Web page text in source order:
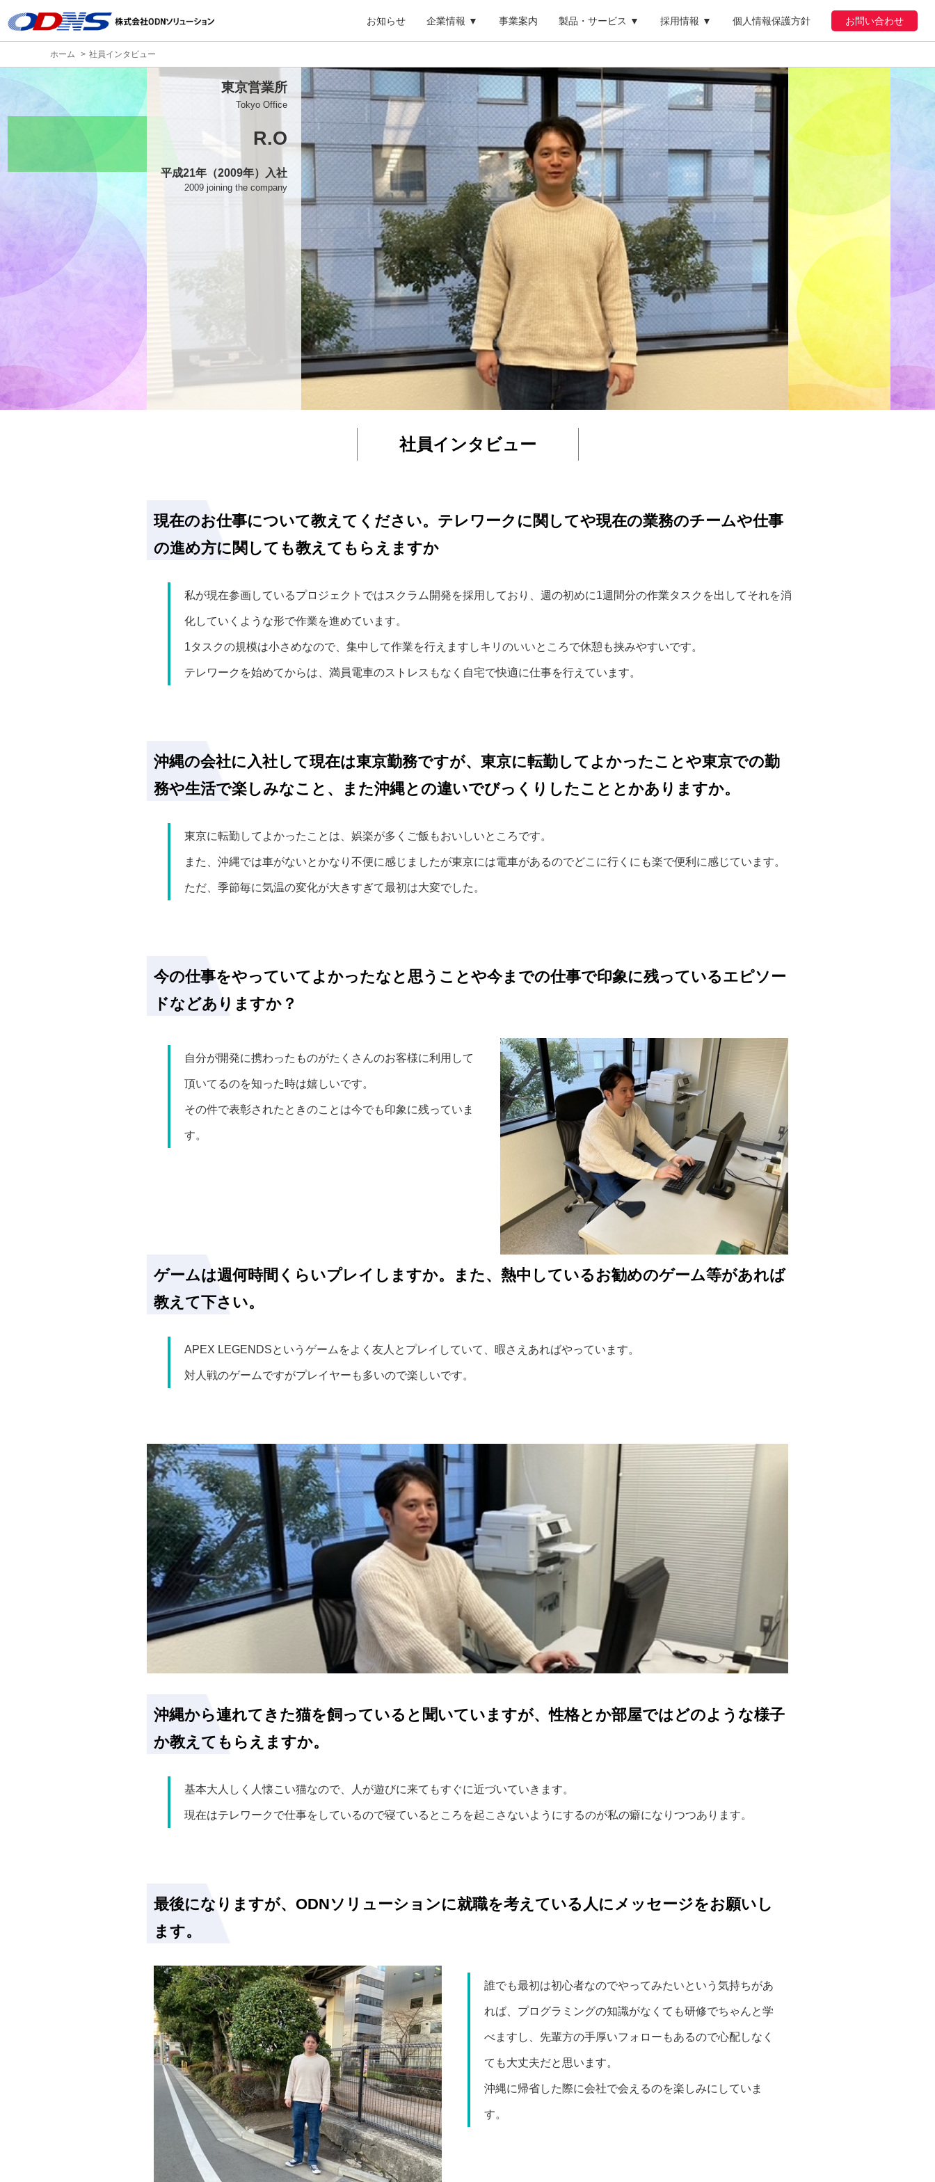
お知らせ 企業情報 ▼ 事業案内 製品・サービス ▼ 採用情報 ▼ 個人情報保護方針 お問い合わせ
ホーム 社員インタビュー
東京営業所
Tokyo Office
R.O
平成21年（2009年）入社
2009 joining the company
社員インタビュー
現在のお仕事について教えてください。テレワークに関してや現在の業務のチームや仕事
の進め方に関しても教えてもらえますか
私が現在参画しているプロジェクトではスクラム開発を採用しており、週の初めに1週間分の作業タスクを出してそれを消
化していくような形で作業を進めています。
1タスクの規模は小さめなので、集中して作業を行えますしキリのいいところで休憩も挟みやすいです。
テレワークを始めてからは、満員電車のストレスもなく自宅で快適に仕事を行えています。
沖縄の会社に入社して現在は東京勤務ですが、東京に転勤してよかったことや東京での勤
務や生活で楽しみなこと、また沖縄との違いでびっくりしたこととかありますか。
東京に転勤してよかったことは、娯楽が多くご飯もおいしいところです。
また、沖縄では車がないとかなり不便に感じましたが東京には電車があるのでどこに行くにも楽で便利に感じています。
ただ、季節毎に気温の変化が大きすぎて最初は大変でした。
今の仕事をやっていてよかったなと思うことや今までの仕事で印象に残っているエピソー
ドなどありますか？
自分が開発に携わったものがたくさんのお客様に利用して
頂いてるのを知った時は嬉しいです。
その件で表彰されたときのことは今でも印象に残っていま
す。
ゲームは週何時間くらいプレイしますか。また、熱中しているお勧めのゲーム等があれば
教えて下さい。
APEX LEGENDSというゲームをよく友人とプレイしていて、暇さえあればやっています。
対人戦のゲームですがプレイヤーも多いので楽しいです。
沖縄から連れてきた猫を飼っていると聞いていますが、性格とか部屋ではどのような様子
か教えてもらえますか。
基本大人しく人懐こい猫なので、人が遊びに来てもすぐに近づいていきます。
現在はテレワークで仕事をしているので寝ているところを起こさないようにするのが私の癖になりつつあります。
最後になりますが、ODNソリューションに就職を考えている人にメッセージをお願いし
ます。
誰でも最初は初心者なのでやってみたいという気持ちがあ
れば、プログラミングの知識がなくても研修でちゃんと学
べますし、先輩方の手厚いフォローもあるので心配しなく
ても大丈夫だと思います。
沖縄に帰省した際に会社で会えるのを楽しみにしていま
す。